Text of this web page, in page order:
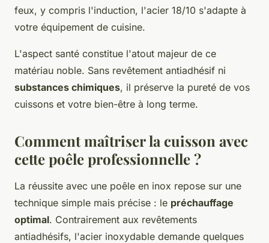
feux, y compris l'induction, l'acier 18/10 s'adapte à
votre équipement de cuisine.
L'aspect santé constitue l'atout majeur de ce
matériau noble. Sans revêtement antiadhésif ni
substances chimiques, il préserve la pureté de vos
cuissons et votre bien-être à long terme.
Comment maîtriser la cuisson avec
cette poêle professionnelle ?
La réussite avec une poêle en inox repose sur une
technique simple mais précise : le préchauffage
optimal. Contrairement aux revêtements
antiadhésifs, l'acier inoxydable demande quelques